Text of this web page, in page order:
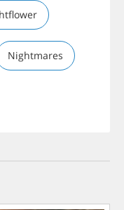
Nightmares